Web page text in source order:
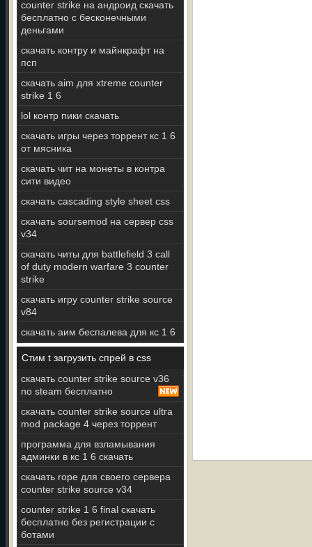
counter strike на андроид скачать
бесплатно с бесконечными
деньгами
скачать контру и майнкрафт на
псп
скачать aim для xtreme counter
strike 1 6
lol контр пики скачать
скачать игры через торрент кс 1 6
от мясника
скачать чит на монеты в контра
сити видео
скачать cascading style sheet css
скачать soursemod на сервер css
v34
скачать читы для battlefield 3 call
of duty modern warfare 3 counter
strike
скачать игру counter strike source
v84
скачать аим беспалева для кс 1 6
Стим t загрузить спрей в css
скачать counter strike source v36
no steam бесплатно
скачать counter strike source ultra
mod package 4 через торрент
программа для взламывания
админки в кс 1 6 скачать
скачать rope для своего сервера
counter strike source v34
counter strike 1 6 final скачать
бесплатно без регистрации с
ботами